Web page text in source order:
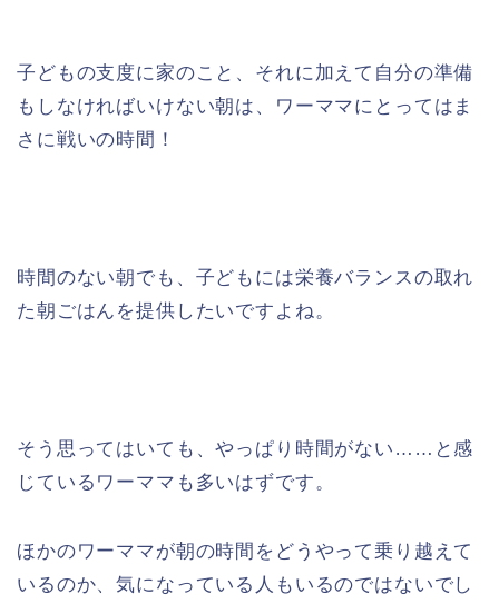
子どもの支度に家のこと、それに加えて自分の準備
もしなければいけない朝は、ワーママにとってはま
さに戦いの時間！
時間のない朝でも、子どもには栄養バランスの取れ
た朝ごはんを提供したいですよね。
そう思ってはいても、やっぱり時間がない……と感
じているワーママも多いはずです。
ほかのワーママが朝の時間をどうやって乗り越えて
いるのか、気になっている人もいるのではないでし